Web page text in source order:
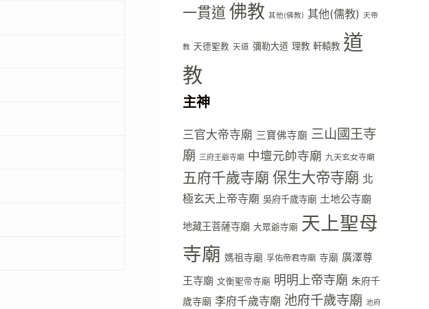
一貫道 佛教 其他(佛教) 其他(儒教) 天帝
教 天德聖教 天道 彌勒大道 理教 軒轅教 道
教
主神
三官大帝寺廟 三寶佛寺廟 三山國王寺
廟 三府王爺寺廟 中壇元帥寺廟 九天玄女寺廟
五府千歲寺廟 保生大帝寺廟 北
極玄天上帝寺廟 吳府千歲寺廟 土地公寺廟
地藏王菩薩寺廟 大眾爺寺廟 天上聖母
寺廟 媽祖寺廟 孚佑帝君寺廟 寺廟 廣澤尊
王寺廟 文衡聖帝寺廟 明明上帝寺廟 朱府千
歲寺廟 李府千歲寺廟 池府千歲寺廟 池府